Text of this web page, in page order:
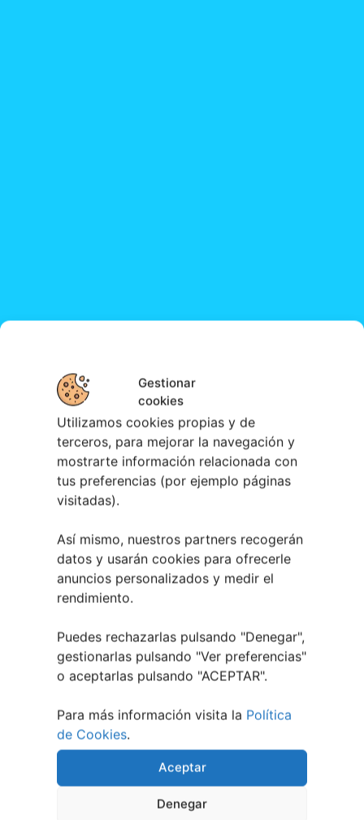
Gestionar
cookies
Utilizamos cookies propias y de
terceros, para mejorar la navegación y
mostrarte información relacionada con
tus preferencias (por ejemplo páginas
visitadas).
Así mismo, nuestros partners recogerán
datos y usarán cookies para ofrecerle
anuncios personalizados y medir el
rendimiento.
Puedes rechazarlas pulsando "Denegar",
gestionarlas pulsando "Ver preferencias"
o aceptarlas pulsando "ACEPTAR".
Para más información visita la Política
de Cookies.
Aceptar
Denegar
¿QUIERES RECIBIR NOTIFICACIONES DE LOS
EVENTOS DE TU CIUDAD?
Te lo explicamos